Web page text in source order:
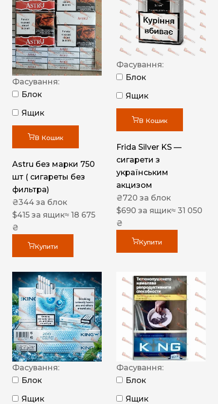
Фасування:
Блок
Ящик
В Кошик
Astru без марки 750
шт ( сигареты без
фильтра)
₴344 за блок
$415 за ящик≈ 18 675
₴
Купити
Фасування:
Блок
Ящик
В Кошик
Frida Silver KS —
сигарети з
українським
акцизом
₴720 за блок
$690 за ящик≈ 31 050
₴
Купити
Фасування:
Блок
Ящик
Фасування:
Блок
Ящик